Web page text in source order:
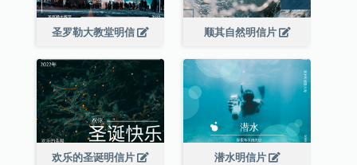
圣罗勒大教堂明信 顺其自然明信片
欢乐的圣诞明信片 潜水明信片